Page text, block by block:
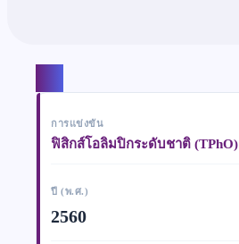
การแข่งขัน
ฟิสิกส์โอลิมปิกระดับชาติ (TPhO)
ปี (พ.ศ.)
2560